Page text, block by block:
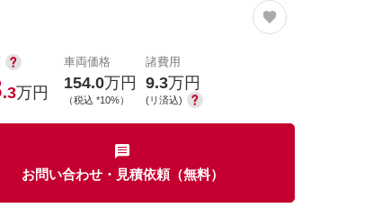
カセット CD
MD
.3万円
車両価格
154.0万円
（税込 *10%）
諸費用
9.3万円
(リ済込)
お問い合わせ・見積依頼（無料）